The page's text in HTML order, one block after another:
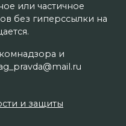
или частичное
без гиперссылки на
и
и защиты